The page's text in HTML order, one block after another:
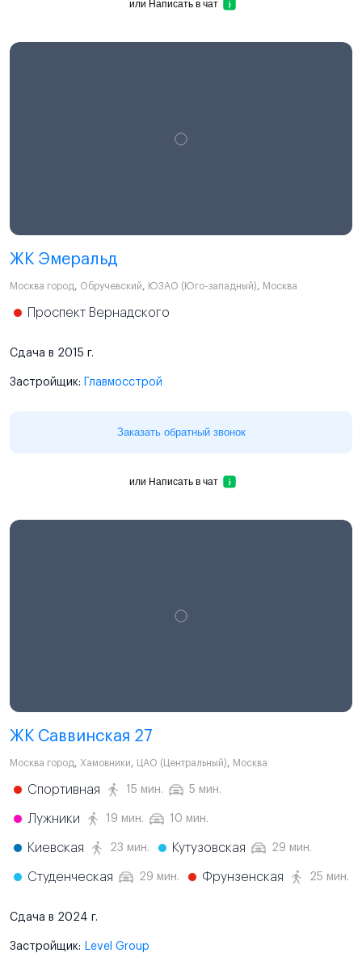
или Написать в чат
ЖК Эмеральд
Москва город, Обручевский, ЮЗАО (Юго-западный), Москва
Проспект Вернадского
Сдача в 2015 г.
Застройщик: Главмосстрой
Заказать обратный звонок
или Написать в чат
ЖК Саввинская 27
Москва город, Хамовники, ЦАО (Центральный), Москва
Спортивная 15 мин. 5 мин.
Лужники 19 мин. 10 мин.
Киевская 23 мин. Кутузовская 29 мин.
Студенческая 29 мин. Фрунзенская 25 мин.
Сдача в 2024 г.
Застройщик: Level Group